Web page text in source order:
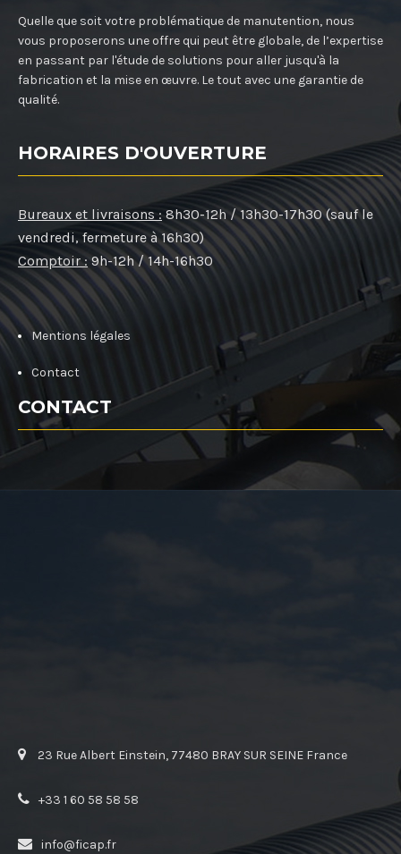
Quelle que soit votre problématique de manutention, nous
vous proposerons une offre qui peut être globale, de l’expertise
en passant par l'étude de solutions pour aller jusqu'à la
fabrication et la mise en œuvre. Le tout avec une garantie de
qualité.
HORAIRES D'OUVERTURE
Bureaux et livraisons : 8h30-12h / 13h30-17h30 (sauf le
vendredi, fermeture à 16h30)
Comptoir : 9h-12h / 14h-16h30
Mentions légales
Contact
CONTACT
23 Rue Albert Einstein, 77480 BRAY SUR SEINE France
+33 1 60 58 58 58
info@ficap.fr